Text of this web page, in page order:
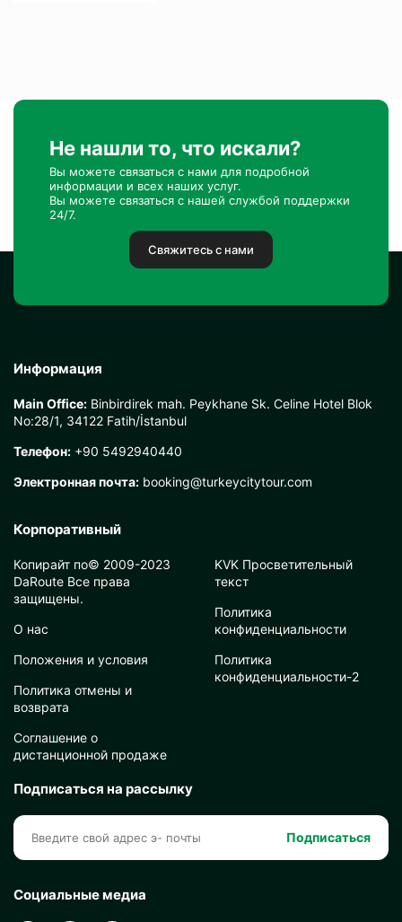
Не нашли то, что искали?
Вы можете связаться с нами для подробной
информации и всех наших услуг.
Вы можете связаться с нашей службой поддержки
24/7.
Свяжитесь с нами
Информация
Main Office: Binbirdirek mah. Peykhane Sk. Celine Hotel Blok
No:28/1, 34122 Fatih/İstanbul
Телефон: +90 5492940440
Электронная почта: booking@turkeycitytour.com
Корпоративный
Копирайт по© 2009-2023
DaRoute Все права
защищены.
О нас
Положения и условия
Политика отмены и
возврата
Соглашение о
дистанционной продаже
KVK Просветительный
текст
Политика
конфиденциальности
Политика
конфиденциальности-2
Подписаться на рассылку
Подписаться
Социальные медиа